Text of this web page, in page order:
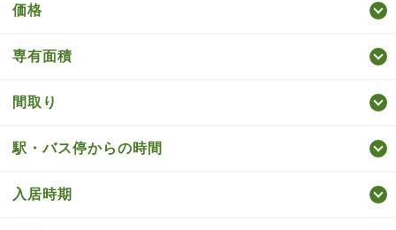
価格
専有面積
間取り
駅・バス停からの時間
入居時期